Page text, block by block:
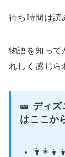
待ち時間は読
物語を知って
れしく感じら
🎫 ディズ
はここか